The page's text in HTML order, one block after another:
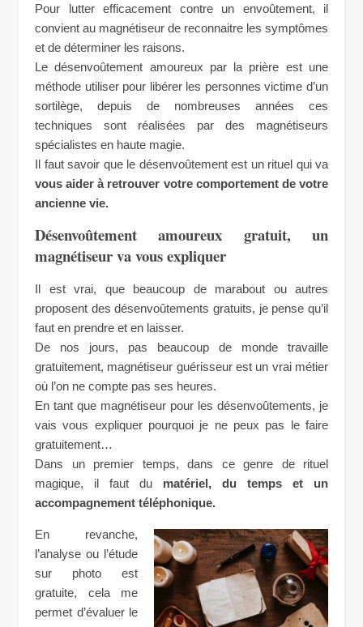
Pour lutter efficacement contre un envoûtement, il
convient au magnétiseur de reconnaitre les symptômes
et de déterminer les raisons.
Le désenvoûtement amoureux par la prière est une
méthode utiliser pour libérer les personnes victime d’un
sortilège, depuis de nombreuses années ces
techniques sont réalisées par des magnétiseurs
spécialistes en haute magie.
Il faut savoir que le désenvoûtement est un rituel qui va
vous aider à retrouver votre comportement de votre
ancienne vie.
Désenvoûtement amoureux gratuit, un
magnétiseur va vous expliquer
Il est vrai, que beaucoup de marabout ou autres
proposent des désenvoûtements gratuits, je pense qu’il
faut en prendre et en laisser.
De nos jours, pas beaucoup de monde travaille
gratuitement, magnétiseur guérisseur est un vrai métier
où l’on ne compte pas ses heures.
En tant que magnétiseur pour les désenvoûtements, je
vais vous expliquer pourquoi je ne peux pas le faire
gratuitement…
Dans un premier temps, dans ce genre de rituel
magique, il faut du matériel, du temps et un
accompagnement téléphonique.
En revanche,
l’analyse ou l’étude
sur photo est
gratuite, cela me
permet d’évaluer le